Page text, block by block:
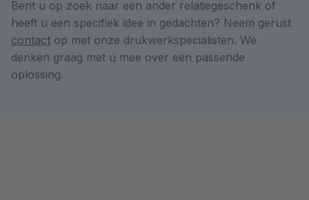
Bent u op zoek naar een ander relatiegeschenk of
heeft u een specifiek idee in gedachten? Neem gerust
contact op met onze drukwerkspecialisten. We
denken graag met u mee over een passende
oplossing.